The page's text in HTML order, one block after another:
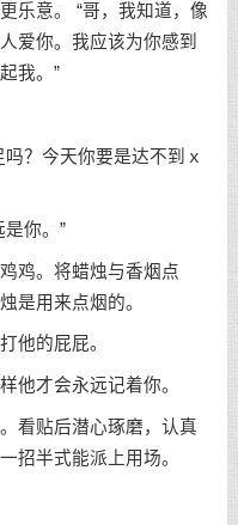
乐意。 “哥，我知道，像
爱你。我应该为你感到
我。”
？今天你要是达不到ｘ
你。”
鸡。将蜡烛与香烟点
是用来点烟的。
他的屁屁。
他才会永远记着你。
看贴后潜心琢磨，认真
招半式能派上用场。